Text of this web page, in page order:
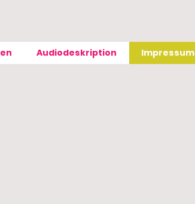
Audiodeskription Impressum